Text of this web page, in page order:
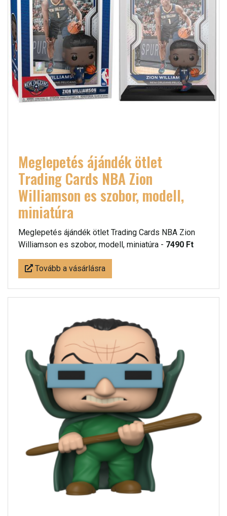
Meglepetés ájándék ötlet
Trading Cards NBA Zion
Williamson es szobor, modell,
miniatúra
Meglepetés ájándék ötlet Trading Cards NBA Zion
Williamson es szobor, modell, miniatúra - 7490 Ft
Tovább a vásárlásra